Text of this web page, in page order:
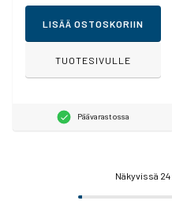
LISÄÄ OSTOSKORIIN
TUOTESIVULLE
Päävarastossa
Näkyvissä 24